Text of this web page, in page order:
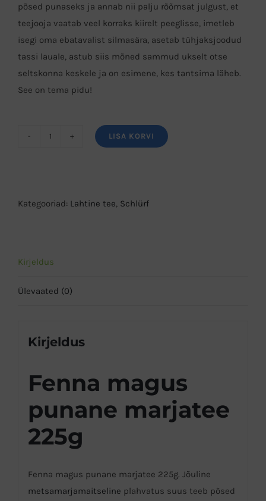
põsed punaseks ja annab nii palju rõõmsat julgust, et
teejooja vaatab veel korraks kiirelt peeglisse, imetleb
isegi oma ebatavalist silmasära, asetab tühjaksjoodud
tassi lauale, astub siis mõned sammud ukselt otse
seltskonna keskele ja on esimene, kes tantsima läheb.
See on tema pidu!
LISA KORVI
Kategooriad: Lahtine tee, Schlürf
Kirjeldus
Ülevaated (0)
Kirjeldus
Fenna magus
punane marjatee
225g
Fenna magus punane marjatee 225g. Jõuline
metsamarjamaitseline plahvatus suus teeb põsed